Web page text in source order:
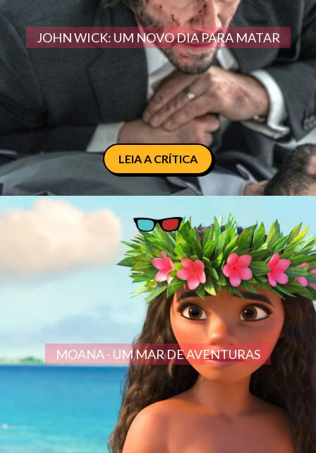
JOHN WICK: UM NOVO DIA PARA MATAR
LEIA A CRÍTICA
MOANA - UM MAR DE AVENTURAS